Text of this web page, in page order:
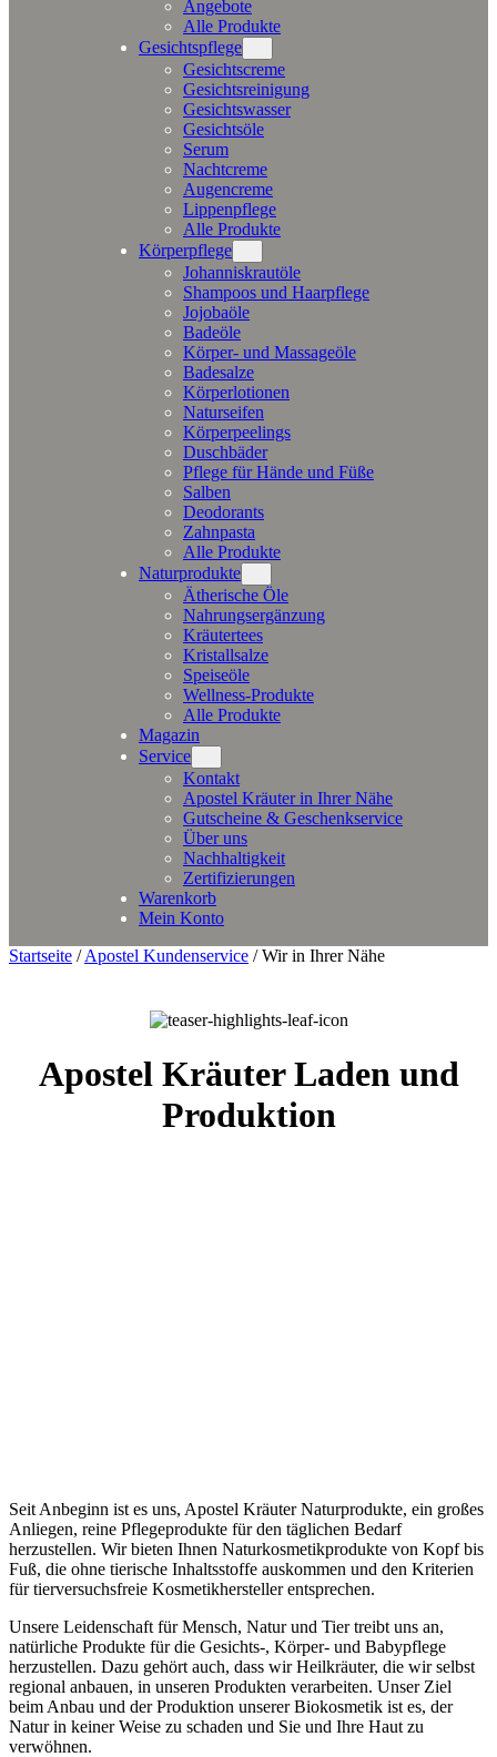
Angebote
Alle Produkte
Gesichtspflege
Gesichtscreme
Gesichtsreinigung
Gesichtswasser
Gesichtsöle
Serum
Nachtcreme
Augencreme
Lippenpflege
Alle Produkte
Körperpflege
Johanniskrautöle
Shampoos und Haarpflege
Jojobaöle
Badeöle
Körper- und Massageöle
Badesalze
Körperlotionen
Naturseifen
Körperpeelings
Duschbäder
Pflege für Hände und Füße
Salben
Deodorants
Zahnpasta
Alle Produkte
Naturprodukte
Ätherische Öle
Nahrungsergänzung
Kräutertees
Kristallsalze
Speiseöle
Wellness-Produkte
Alle Produkte
Magazin
Service
Kontakt
Apostel Kräuter in Ihrer Nähe
Gutscheine & Geschenkservice
Über uns
Nachhaltigkeit
Zertifizierungen
Warenkorb
Mein Konto
Startseite /Apostel Kundenservice /Wir in Ihrer Nähe
Apostel Kräuter Laden und
Produktion
Seit Anbeginn ist es uns, Apostel Kräuter Naturprodukte, ein großes
Anliegen, reine Pflegeprodukte für den täglichen Bedarf
herzustellen. Wir bieten Ihnen Naturkosmetikprodukte von Kopf bis
Fuß, die ohne tierische Inhaltsstoffe auskommen und den Kriterien
für tierversuchsfreie Kosmetikhersteller entsprechen.
Unsere Leidenschaft für Mensch, Natur und Tier treibt uns an,
natürliche Produkte für die Gesichts-, Körper- und Babypflege
herzustellen. Dazu gehört auch, dass wir Heilkräuter, die wir selbst
regional anbauen, in unseren Produkten verarbeiten. Unser Ziel
beim Anbau und der Produktion unserer Biokosmetik ist es, der
Natur in keiner Weise zu schaden und Sie und Ihre Haut zu
verwöhnen.